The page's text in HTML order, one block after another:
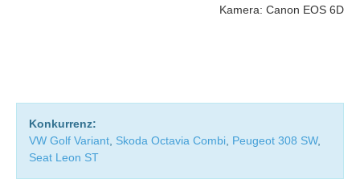
Kamera: Canon EOS 6D
Konkurrenz:
VW Golf Variant Skoda Octavia Combi Peugeot 308 SW,
Seat Leon ST